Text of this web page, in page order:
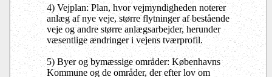
4) Vejplan: Plan, hvor vejmyndigheden noterer
anlæg af nye veje, større flytninger af bestående
veje og andre større anlægsarbejder, herunder
væsentlige ændringer i vejens tværprofil.
5) Byer og bymæssige områder: Københavns
Kommune og de områder, der efter lov om